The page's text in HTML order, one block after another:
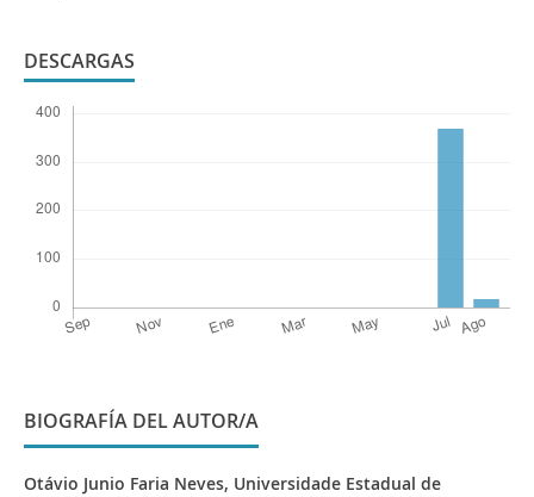
DESCARGAS
BIOGRAFÍA DEL AUTOR/A
Otávio Junio Faria Neves, Universidade Estadual de